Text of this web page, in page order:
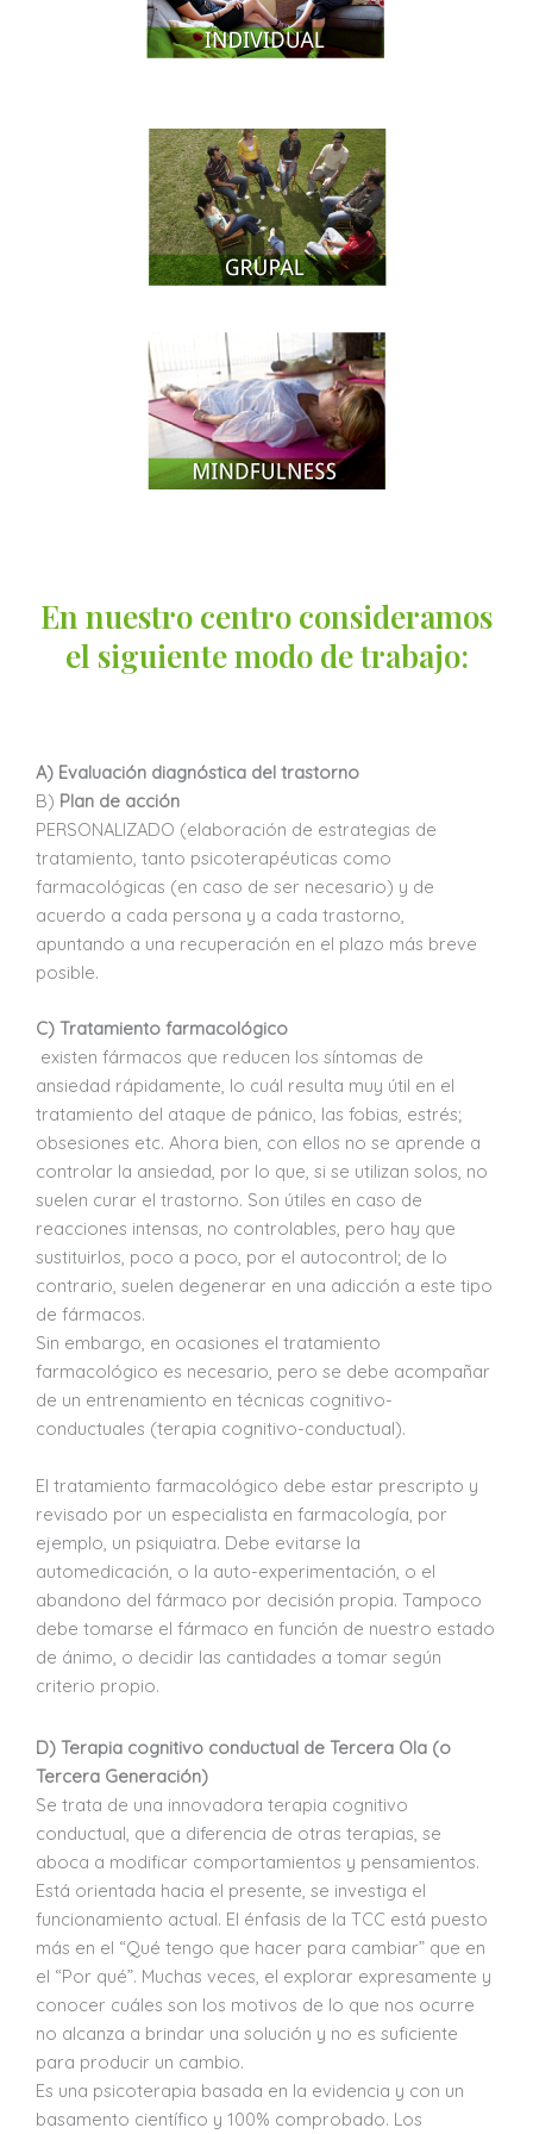
En nuestro centro consideramos
el siguiente modo de trabajo:
A) Evaluación diagnóstica del trastorno
B) Plan de acción
PERSONALIZADO (elaboración de estrategias de
tratamiento, tanto psicoterapéuticas como
farmacológicas (en caso de ser necesario) y de
acuerdo a cada persona y a cada trastorno,
apuntando a una recuperación en el plazo más breve
posible.
C) Tratamiento farmacológico
existen fármacos que reducen los síntomas de
ansiedad rápidamente, lo cuál resulta muy útil en el
tratamiento del ataque de pánico, las fobias, estrés;
obsesiones etc. Ahora bien, con ellos no se aprende a
controlar la ansiedad, por lo que, si se utilizan solos, no
suelen curar el trastorno. Son útiles en caso de
reacciones intensas, no controlables, pero hay que
sustituirlos, poco a poco, por el autocontrol; de lo
contrario, suelen degenerar en una adicción a este tipo
de fármacos.
Sin embargo, en ocasiones el tratamiento
farmacológico es necesario, pero se debe acompañar
de un entrenamiento en técnicas cognitivo-
conductuales (terapia cognitivo-conductual).
El tratamiento farmacológico debe estar prescripto y
revisado por un especialista en farmacología, por
ejemplo, un psiquiatra. Debe evitarse la
automedicación, o la auto-experimentación, o el
abandono del fármaco por decisión propia. Tampoco
debe tomarse el fármaco en función de nuestro estado
de ánimo, o decidir las cantidades a tomar según
criterio propio.
D) Terapia cognitivo conductual de Tercera Ola (o
Tercera Generación)
Se trata de una innovadora terapia cognitivo
conductual, que a diferencia de otras terapias, se
aboca a modificar comportamientos y pensamientos.
Está orientada hacia el presente, se investiga el
funcionamiento actual. El énfasis de la TCC está puesto
más en el “Qué tengo que hacer para cambiar” que en
el “Por qué”. Muchas veces, el explorar expresamente y
conocer cuáles son los motivos de lo que nos ocurre
no alcanza a brindar una solución y no es suficiente
para producir un cambio.
Es una psicoterapia basada en la evidencia y con un
basamento científico y 100% comprobado. Los